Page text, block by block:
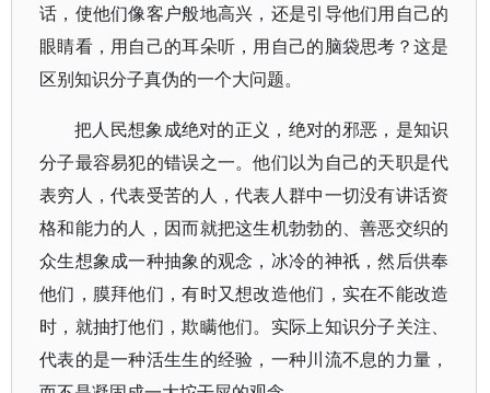
话，使他们像客户般地高兴，还是引导他们用自己的
眼睛看，用自己的耳朵听，用自己的脑袋思考？这是
区别知识分子真伪的一个大问题。
把人民想象成绝对的正义，绝对的邪恶，是知识
分子最容易犯的错误之一。他们以为自己的天职是代
表穷人，代表受苦的人，代表人群中一切没有讲话资
格和能力的人，因而就把这生机勃勃的、善恶交织的
众生想象成一种抽象的观念，冰冷的神祇，然后供奉
他们，膜拜他们，有时又想改造他们，实在不能改造
时，就抽打他们，欺瞒他们。实际上知识分子关注、
代表的是一种活生生的经验，一种川流不息的力量，